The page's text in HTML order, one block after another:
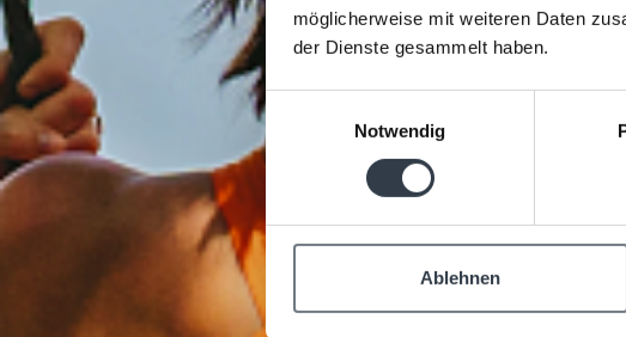
möglicherweise mit weiteren Daten
der Dienste gesammelt haben.
Einwilligungsauswahl
Notwendig
Ablehnen